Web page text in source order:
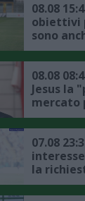
08.08
obiettivi
sono
08.08
Jesus la
mercato
07.08
la